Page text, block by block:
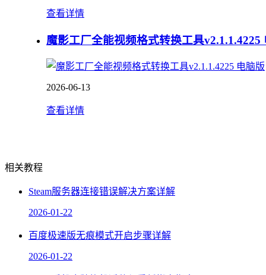
查看详情
魔影工厂全能视频格式转换工具v2.1.1.4225
2026-06-13
查看详情
相关教程
Steam服务器连接错误解决方案详解
2026-01-22
百度极速版无痕模式开启步骤详解
2026-01-22